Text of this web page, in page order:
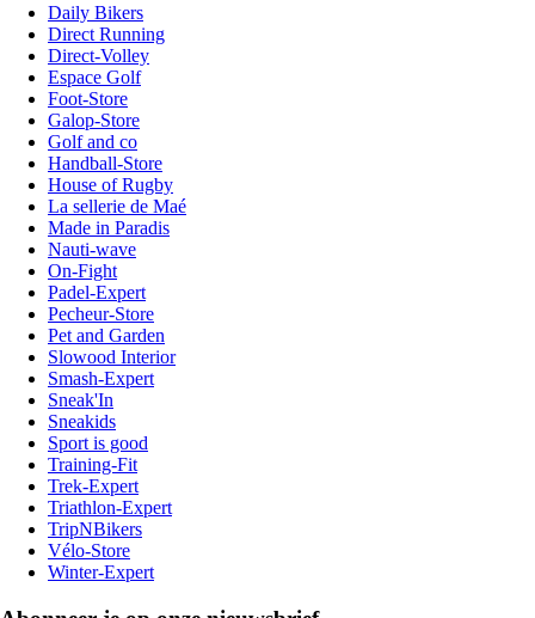
Daily Bikers
Direct Running
Direct-Volley
Espace Golf
Foot-Store
Galop-Store
Golf and co
Handball-Store
House of Rugby
La sellerie de Maé
Made in Paradis
Nauti-wave
On-Fight
Padel-Expert
Pecheur-Store
Pet and Garden
Slowood Interior
Smash-Expert
Sneak'In
Sneakids
Sport is good
Training-Fit
Trek-Expert
Triathlon-Expert
TripNBikers
Vélo-Store
Winter-Expert